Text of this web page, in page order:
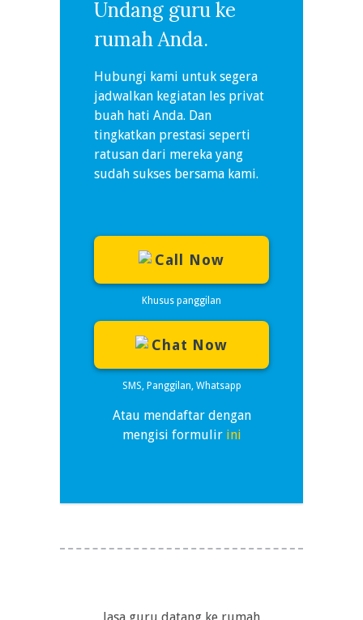
Undang guru ke
rumah Anda.
Hubungi kami untuk segera
jadwalkan kegiatan les privat
buah hati Anda. Dan
tingkatkan prestasi seperti
ratusan dari mereka yang
sudah sukses bersama kami.
Call Now
Khusus panggilan
Chat Now
SMS, Panggilan, Whatsapp
Atau mendaftar dengan
mengisi formulir ini